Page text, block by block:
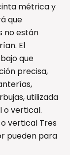
métrica y
que
no están
El
que
precisa,
utilizada
o vertical.
vertical Tres
pueden para